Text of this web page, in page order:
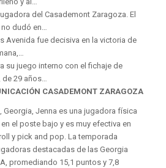
del Casademont Zaragoza. El
dudó en…
Avenida fue decisiva en la victoria de
su juego interno con el fichaje de
de 29 años…
CASADEMONT ZARAGOZA
Georgia, Jenna es una jugadora física
el poste bajo y es muy efectiva en
y pick and pop. La temporada
destacadas de las Georgia
promediando 15,1 puntos y 7,8